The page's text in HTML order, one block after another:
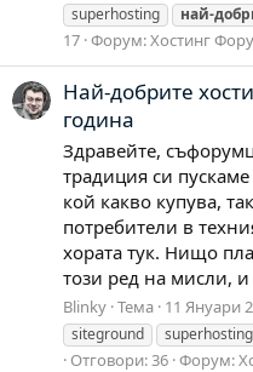
superhosting
най-
17 Форум:Хостинг
Най-добрите
година
Здравейте,
традиция си
кой какво купува,
потребители в
хората тук. Нищо
този ред на мисли, и
Blinky Тема 11 Януари
siteground
superhosting
Отговори: 36 Форум: